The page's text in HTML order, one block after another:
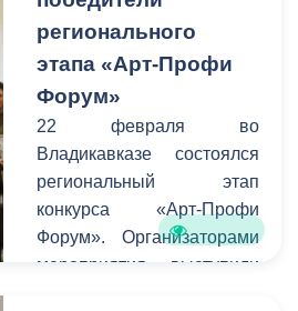
актеры и режиссеры
смогут воплощать свои
самые смелые творческие
идеи и замыслы.
Накануне на этой сцене
прошло первое
мероприятие - премьера
спектакля «Лейтенант с
острова Инишмор»
регионального
этапа «Арт-Профи
Форум»
22 февраля во
Владикавказе состоялся
региональный этап
конкурса «Арт-Профи
Форум». Организаторами
мероприятия выступили